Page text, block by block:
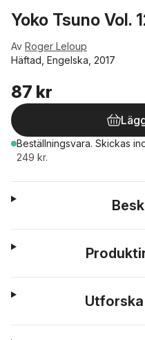
Yoko Tsuno Vol.
Av Roger Leloup
Häftad, Engelska, 2017
87 kr
Beställningsvara. Skickas
249 kr.